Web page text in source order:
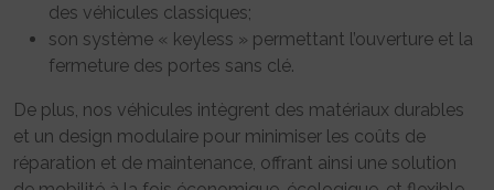
des véhicules classiques;
son système « keyless » permettant l’ouverture et la
fermeture des portes sans clé.
De plus, nos véhicules intègrent des matériaux durables
et un design modulaire pour minimiser les coûts de
réparation et de maintenance, offrant ainsi une solution